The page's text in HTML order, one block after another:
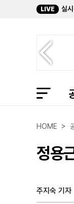
LIVE 실
HOME >
정용
주지숙 기자